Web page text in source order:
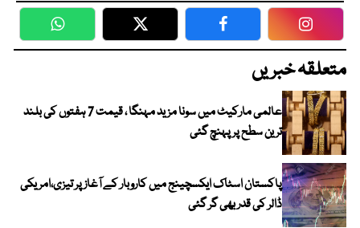
WhatsApp Twitter Facebook
متعلقہ خبریں
عالمی مارکیٹ میں سونا مزید مہنگا ، قیمت 7 ہفتوں کی بلند
ترین سطح پر پہنچ گئی
پاکستان اسٹاک ایکسچینج میں کاروبار کے آغاز پر تیزی،امریکی
ڈالر کی قدر بھی گر گئی